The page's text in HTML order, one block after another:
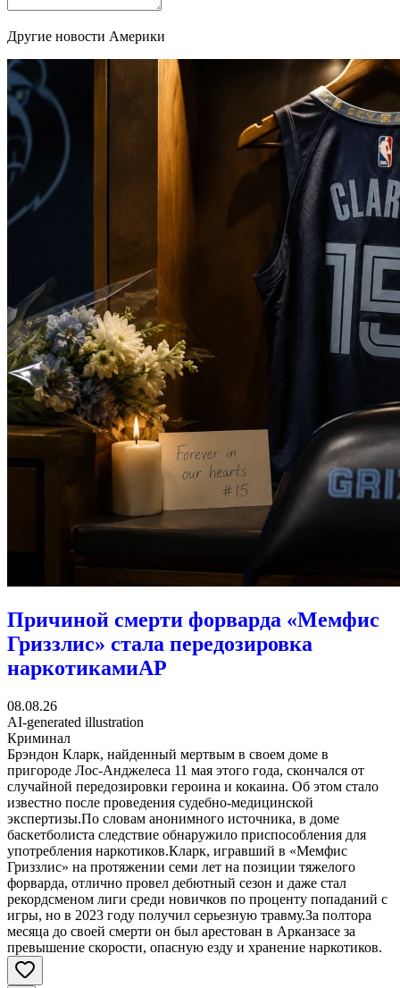
Другие новости Америки
Причиной смерти форварда «Мемфис
Гриззлис» стала передозировка
наркотикамиAP
08.08.26
AI-generated illustration
Криминал
Брэндон Кларк, найденный мертвым в своем доме в
пригороде Лос-Анджелеса 11 мая этого года, скончался от
случайной передозировки героина и кокаина. Об этом стало
известно после проведения судебно-медицинской
экспертизы.По словам анонимного источника, в доме
баскетболиста следствие обнаружило приспособления для
употребления наркотиков.Кларк, игравший в «Мемфис
Гриззлис» на протяжении семи лет на позиции тяжелого
форварда, отлично провел дебютный сезон и даже стал
рекордсменом лиги среди новичков по проценту попаданий с
игры, но в 2023 году получил серьезную травму.За полтора
месяца до своей смерти он был арестован в Арканзасе за
превышение скорости, опасную езду и хранение наркотиков.